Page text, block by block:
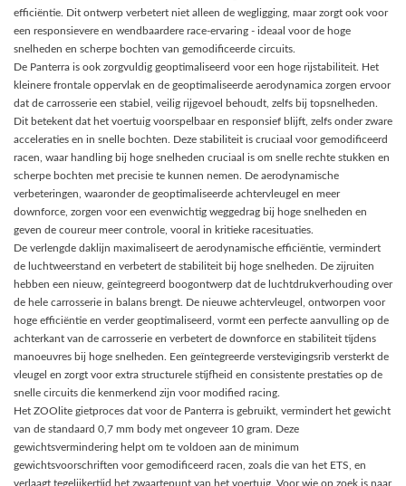
efficiëntie. Dit ontwerp verbetert niet alleen de wegligging, maar zorgt ook voor
een responsievere en wendbaardere race-ervaring - ideaal voor de hoge
snelheden en scherpe bochten van gemodificeerde circuits.
De Panterra is ook zorgvuldig geoptimaliseerd voor een hoge rijstabiliteit. Het
kleinere frontale oppervlak en de geoptimaliseerde aerodynamica zorgen ervoor
dat de carrosserie een stabiel, veilig rijgevoel behoudt, zelfs bij topsnelheden.
Dit betekent dat het voertuig voorspelbaar en responsief blijft, zelfs onder zware
acceleraties en in snelle bochten. Deze stabiliteit is cruciaal voor gemodificeerd
racen, waar handling bij hoge snelheden cruciaal is om snelle rechte stukken en
scherpe bochten met precisie te kunnen nemen. De aerodynamische
verbeteringen, waaronder de geoptimaliseerde achtervleugel en meer
downforce, zorgen voor een evenwichtig weggedrag bij hoge snelheden en
geven de coureur meer controle, vooral in kritieke racesituaties.
De verlengde daklijn maximaliseert de aerodynamische efficiëntie, vermindert
de luchtweerstand en verbetert de stabiliteit bij hoge snelheden. De zijruiten
hebben een nieuw, geïntegreerd boogontwerp dat de luchtdrukverhouding over
de hele carrosserie in balans brengt. De nieuwe achtervleugel, ontworpen voor
hoge efficiëntie en verder geoptimaliseerd, vormt een perfecte aanvulling op de
achterkant van de carrosserie en verbetert de downforce en stabiliteit tijdens
manoeuvres bij hoge snelheden. Een geïntegreerde verstevigingsrib versterkt de
vleugel en zorgt voor extra structurele stijfheid en consistente prestaties op de
snelle circuits die kenmerkend zijn voor modified racing.
Het ZOOlite gietproces dat voor de Panterra is gebruikt, vermindert het gewicht
van de standaard 0,7 mm body met ongeveer 10 gram. Deze
gewichtsvermindering helpt om te voldoen aan de minimum
gewichtsvoorschriften voor gemodificeerd racen, zoals die van het ETS, en
verlaagt tegelijkertijd het zwaartepunt van het voertuig. Voor wie op zoek is naar